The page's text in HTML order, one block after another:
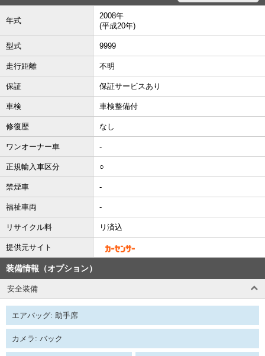
年式
2008年
(平成20年)
型式 9999
走行距離 不明
保証 保証サービスあり
車検 車検整備付
修復歴 なし
ワンオーナー車 -
正規輸入車区分 ○
禁煙車 -
福祉車両 -
リサイクル料 リ済込
提供元サイト
装備情報（オプション）
安全装備
エアバッグ: 助手席
カメラ: バック